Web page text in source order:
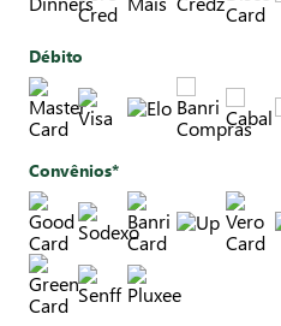
Débito
Convênios*